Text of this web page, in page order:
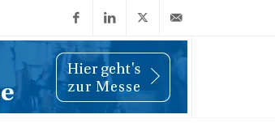
FacebookLinkedIn
X
(Twitter)
info@wiwi-